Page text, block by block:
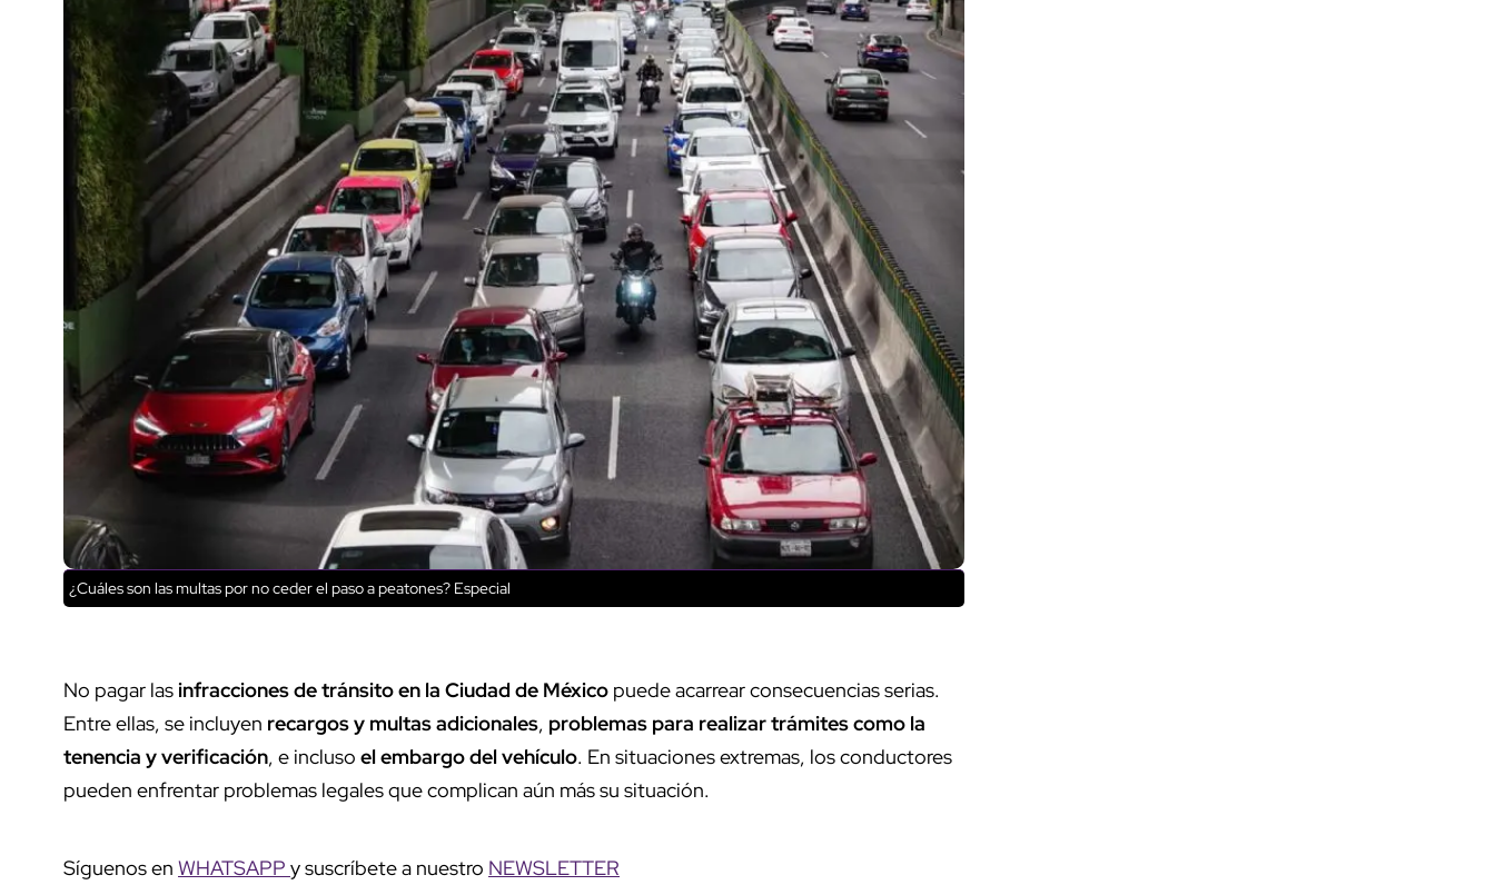
¿Cuáles son las multas por no ceder el paso a peatones? Especial
No pagar lasinfracciones de tránsito en la Ciudad de México puede acarrear consecuencias serias.
Entre ellas, se incluyen recargos y multas adicionales, problemas para realizar trámites como la
tenencia y verificación, e incluso el embargo del vehículo. En situaciones extremas, los conductores
pueden enfrentar problemas legales que complican aún más su situación.
Síguenos en WHATSAPP y suscríbete a nuestro NEWSLETTER